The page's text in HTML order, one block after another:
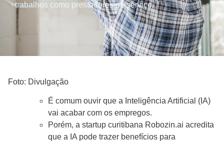
trabalhos como prestadores de serviço.
Foto: Divulgação
É comum ouvir que a Inteligência Artificial (IA)
vai acabar com os empregos.
Porém, a startup curitibana Robozin.ai acredita
que a IA pode trazer benefícios para